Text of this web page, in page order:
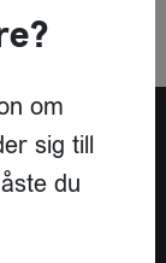
om
sig till
du